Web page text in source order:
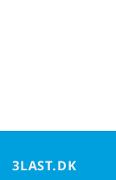
3LAST.DK